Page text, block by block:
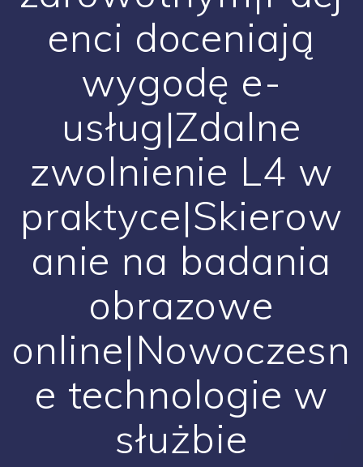
enci doceniają
wygodę e-
usług|Zdalne
zwolnienie L4 w
praktyce|Skierow
anie na badania
obrazowe
online|Nowoczesn
e technologie w
służbie